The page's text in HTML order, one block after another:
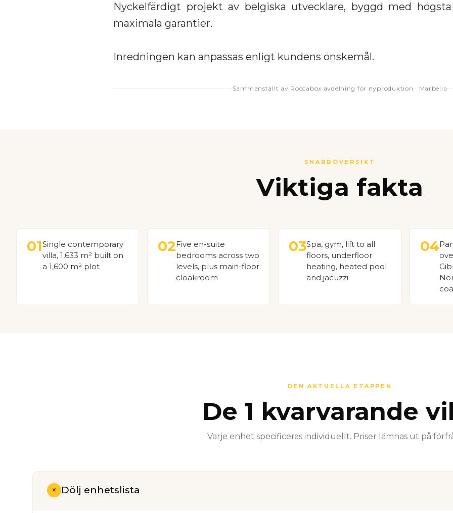
Nyckelfärdigt projekt av belgiska utvecklare, byggd med
maximala garantier.
Inredningen kan anpassas enligt kundens önskemål.
Sammanställt av Roccabox avdelning för nyproduktion · Marbella
SNABBÖVERSIKT
Viktiga fakta
01Single contemporary
villa, 1,633 m² built on
a 1,600 m² plot
02Five en-suite
bedrooms across two
levels, plus main-floor
cloakroom
03Spa, gym, lift to all
floors, underfloor
heating, heated pool
and jacuzzi
04
DEN AKTUELLA ETAPPEN
De 1 kvarvarande
Varje enhet specificeras individuellt. Priser lämnas ut på
+Dölj enhetslista